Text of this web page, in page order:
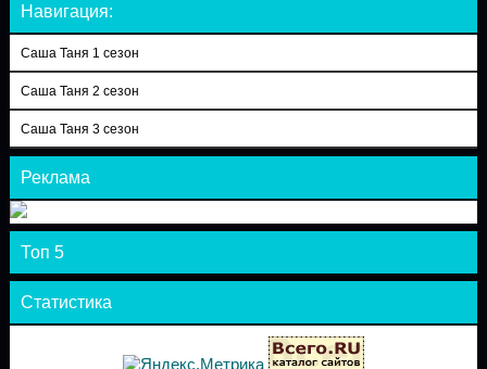
Навигация:
Саша Таня 1 сезон
Саша Таня 2 сезон
Саша Таня 3 сезон
Реклама
Топ 5
Статистика